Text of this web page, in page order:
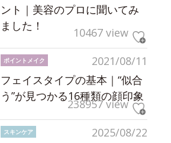
ント｜美容のプロに聞いてみ
ました！
10467 view
2021/08/11
ポイントメイク
フェイスタイプの基本｜“似合
う”が見つかる16種類の顔印象
238957 view
2025/08/22
スキンケア